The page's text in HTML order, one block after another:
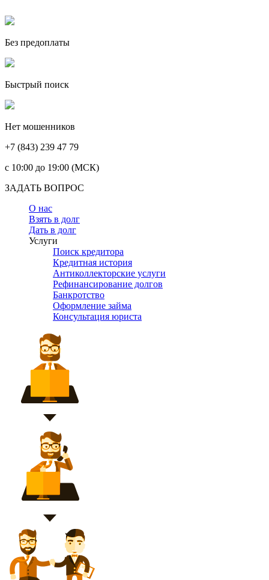
Без предоплаты
Быстрый поиск
Нет мошенников
+7 (843) 239 47 79
c 10:00 до 19:00 (МСК)
ЗАДАТЬ ВОПРОС
О нас
Взять в долг
Дать в долг
Услуги
Поиск кредитора
Кредитная история
Антиколлекторские услуги
Рефинансирование долгов
Банкротство
Оформление займа
Консультация юриста